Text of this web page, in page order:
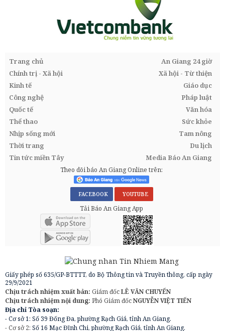
Trang chủ
An Giang 24 giờ
Chính trị - Xã hội
Xã hội - Từ thiện
Kinh tế
Giáo dục
Công nghệ
Pháp luật
Quốc tế
Văn hóa
Thể thao
Sức khỏe
Nhịp sống mới
Tam nông
Thời trang
Du lịch
Tin tức miền Tây
Media Báo An Giang
Theo dõi báo An Giang Online trên:
FACEBOOK YOUTUBE
Tải Báo An Giang App
Giấy phép số 635/GP-BTTTT, do Bộ Thông tin và Truyền thông, cấp ngày
29/9/2021
Chịu trách nhiệm xuất bản: Giám đốcLÊ VĂN CHUYỂN
Chịu trách nhiệm nội dung: Phó Giám đốcNGUYỄN VIỆT TIẾN
Địa chỉ Tòa soạn:
- Cơ sở 1: Số 39 Đống Đa, phường Rạch Giá, tỉnh An Giang.
- Cơ sở 2: Số 16 Mạc Đĩnh Chi, phường Rạch Giá, tỉnh An Giang.